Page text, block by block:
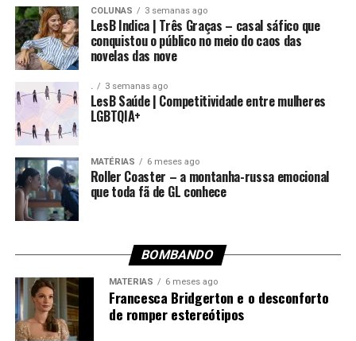
obcecada por poder e validação pública, Catherine busca
algo mais genuíno: conexão e afeto.
Outro destaque é o espaço que a série dá para
personagens femininas complexas. A série não idealiza
suas mulheres: elas são falhas, contraditórias, cínicas e,
por isso mesmo, profundamente humanas. Entre
escândalos, discursos improvisados e egos inflados,
vemos o quanto o poder pode corromper, mas também
revelar o melhor (e o pior) de quem o busca.
5 séries que lançaram temporadas esse ano (e talvez
você não tenha assistido ainda)
COLUNAS 3 semanas ago
LesB Indica | Três Graças – casal sáfico que
conquistou o público no meio do caos das
novelas das nove
. 3 semanas ago
LesB Saúde | Competitividade entre mulheres
LGBTQIA+
MATÉRIAS 6 meses ago
Roller Coaster – a montanha-russa emocional
que toda fã de GL conhece
BOMBANDO
MATÉRIAS 6 meses ago
Francesca Bridgerton e o desconforto
de romper estereótipos